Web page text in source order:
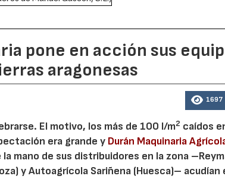
pone en acción sus
aragonesas
1697
El motivo, los más de 100 l/m2 caídos
era grande y Durán Maquinaria
mano de sus distribuidores en la zona
y Autoagrícola Sariñena (Huesca)–